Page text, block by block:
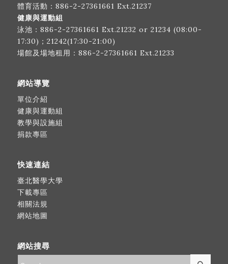
體育活動： 886-2-27361661 Ext.21237
健康與運動組
泳池： 886-2-27361661 Ext.21232 or 21234 (08:00-
17:30)；21242(17:30-21:00)
場館及場地租用： 886-2-27361661 Ext.21233
網站導覽
單位介紹
健康與運動組
教學與設施組
捐款專區
快速連結
臺北醫學大學
下載專區
相關法規
網站地圖
網站搜尋